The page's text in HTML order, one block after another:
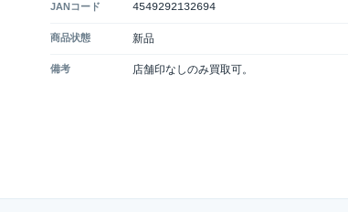
JANコード 4549292132694
商品状態 新品
備考 店舗印なしのみ買取可。